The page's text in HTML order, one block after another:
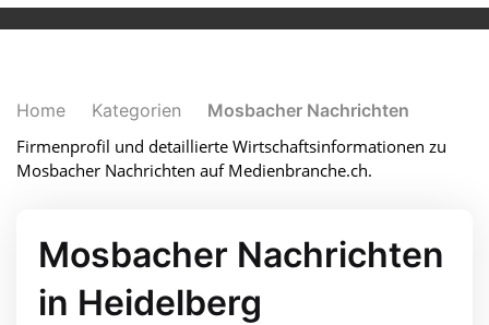
Home Kategorien
Mosbacher Nachrichten
Firmenprofil und detaillierte Wirtschaftsinformationen zu
Mosbacher Nachrichten auf Medienbranche.ch.
Mosbacher Nachrichten
in Heidelberg